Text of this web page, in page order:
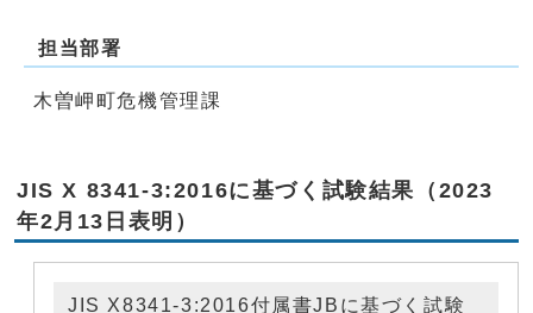
担当部署
木曽岬町危機管理課
JIS X 8341-3:2016に基づく試験結果（2023
年2月13日表明）
JIS X8341-3:2016付属書JBに基づく試験